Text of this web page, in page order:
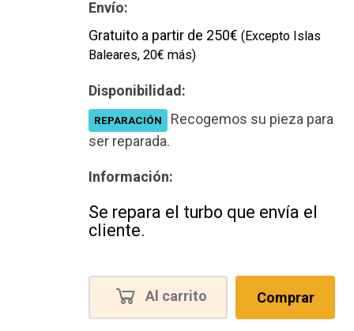
Envío:
Gratuito a partir de 250€ (Excepto Islas
Baleares, 20€ más)
Disponibilidad:
REPARACIÓN
Recogemos su pieza para
ser reparada.
Información:
Se repara el turbo que envía el
cliente.
Al carrito Comprar